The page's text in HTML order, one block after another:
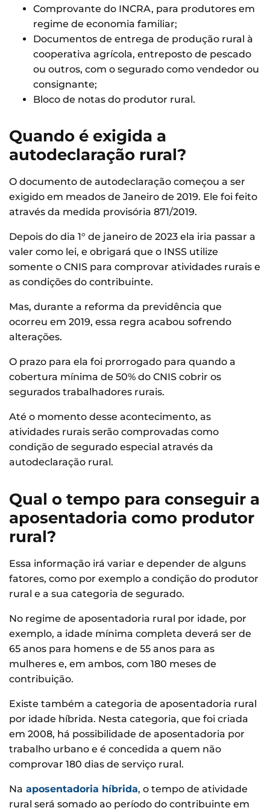
Comprovante do INCRA, para produtores em
regime de economia familiar;
Documentos de entrega de produção rural à
cooperativa agrícola, entreposto de pescado
ou outros, com o segurado como vendedor ou
consignante;
Bloco de notas do produtor rural.
Quando é exigida a
autodeclaração rural?
O documento de autodeclaração começou a ser
exigido em meados de Janeiro de 2019. Ele foi feito
através da medida provisória 871/2019.
Depois do dia 1° de janeiro de 2023 ela iria passar a
valer como lei, e obrigará que o INSS utilize
somente o CNIS para comprovar atividades rurais e
as condições do contribuinte.
Mas, durante a reforma da previdência que
ocorreu em 2019, essa regra acabou sofrendo
alterações.
O prazo para ela foi prorrogado para quando a
cobertura mínima de 50% do CNIS cobrir os
segurados trabalhadores rurais.
Até o momento desse acontecimento, as
atividades rurais serão comprovadas como
condição de segurado especial através da
autodeclaração rural.
Qual o tempo para conseguir a
aposentadoria como produtor
rural?
Essa informação irá variar e depender de alguns
fatores, como por exemplo a condição do produtor
rural e a sua categoria de segurado.
No regime de aposentadoria rural por idade, por
exemplo, a idade mínima completa deverá ser de
65 anos para homens e de 55 anos para as
mulheres e, em ambos, com 180 meses de
contribuição.
Existe também a categoria de aposentadoria rural
por idade híbrida. Nesta categoria, que foi criada
em 2008, há possibilidade de aposentadoria por
trabalho urbano e é concedida a quem não
comprovar 180 dias de serviço rural.
Na aposentadoria híbrida, o tempo de atividade
rural será somado ao período do contribuinte em